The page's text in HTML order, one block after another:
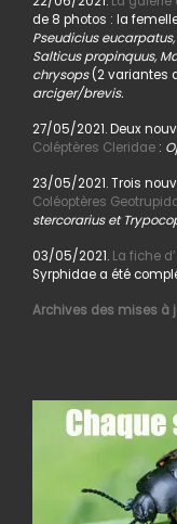
de 8 photos : la
Pseudicius
Salticus propinquus,
chrysops(2 variantes
arciger/brevis.
27/05/2021. Deux
Coléptères Cleridae:
23/05/2021. Trois
Coléoptères
stercorarius et
03/05/2021. La fiche d’
Syrphidae a été
Archives des mises à